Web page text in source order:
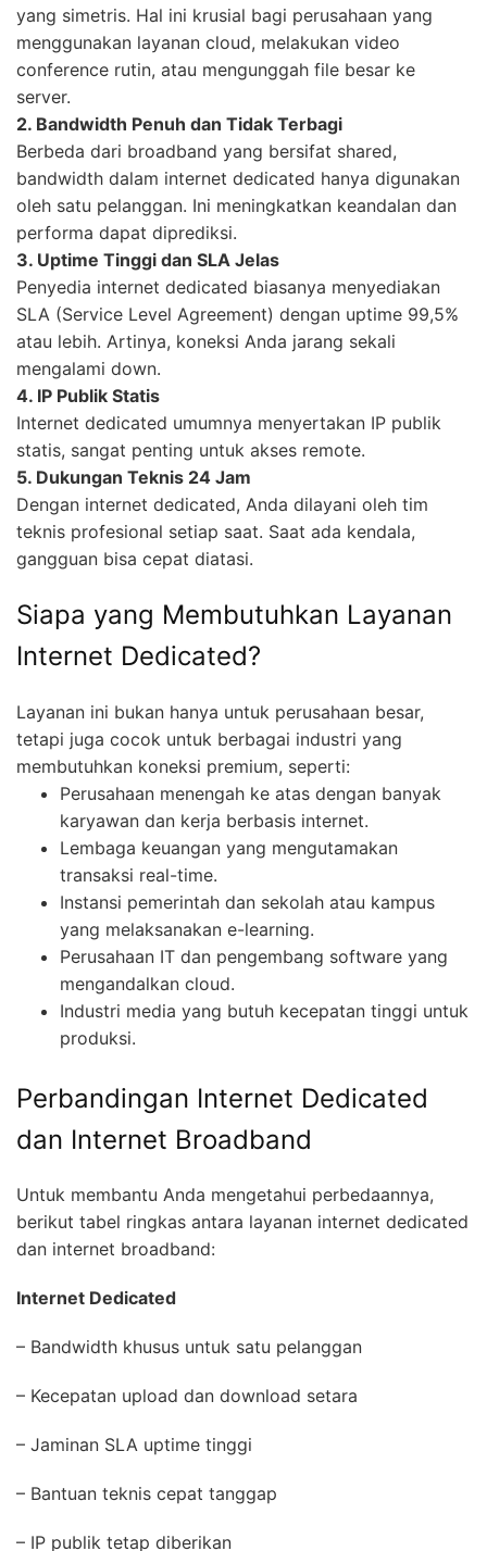
yang simetris. Hal ini krusial bagi perusahaan yang
menggunakan layanan cloud, melakukan video
conference rutin, atau mengunggah file besar ke
server.
2. Bandwidth Penuh dan Tidak Terbagi
Berbeda dari broadband yang bersifat shared,
bandwidth dalam internet dedicated hanya digunakan
oleh satu pelanggan. Ini meningkatkan keandalan dan
performa dapat diprediksi.
3. Uptime Tinggi dan SLA Jelas
Penyedia internet dedicated biasanya menyediakan
SLA (Service Level Agreement) dengan uptime 99,5%
atau lebih. Artinya, koneksi Anda jarang sekali
mengalami down.
4. IP Publik Statis
Internet dedicated umumnya menyertakan IP publik
statis, sangat penting untuk akses remote.
5. Dukungan Teknis 24 Jam
Dengan internet dedicated, Anda dilayani oleh tim
teknis profesional setiap saat. Saat ada kendala,
gangguan bisa cepat diatasi.
Siapa yang Membutuhkan Layanan
Internet Dedicated?
Layanan ini bukan hanya untuk perusahaan besar,
tetapi juga cocok untuk berbagai industri yang
membutuhkan koneksi premium, seperti:
Perusahaan menengah ke atas dengan banyak
karyawan dan kerja berbasis internet.
Lembaga keuangan yang mengutamakan
transaksi real-time.
Instansi pemerintah dan sekolah atau kampus
yang melaksanakan e-learning.
Perusahaan IT dan pengembang software yang
mengandalkan cloud.
Industri media yang butuh kecepatan tinggi untuk
produksi.
Perbandingan Internet Dedicated
dan Internet Broadband
Untuk membantu Anda mengetahui perbedaannya,
berikut tabel ringkas antara layanan internet dedicated
dan internet broadband:
Internet Dedicated
– Bandwidth khusus untuk satu pelanggan
– Kecepatan upload dan download setara
– Jaminan SLA uptime tinggi
– Bantuan teknis cepat tanggap
– IP publik tetap diberikan